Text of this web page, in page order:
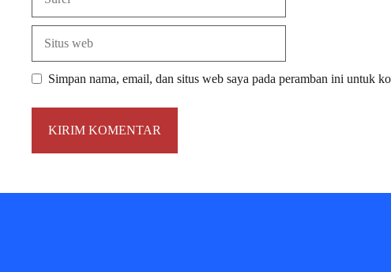
Simpan nama, email, dan situs web saya pada peramban ini untuk